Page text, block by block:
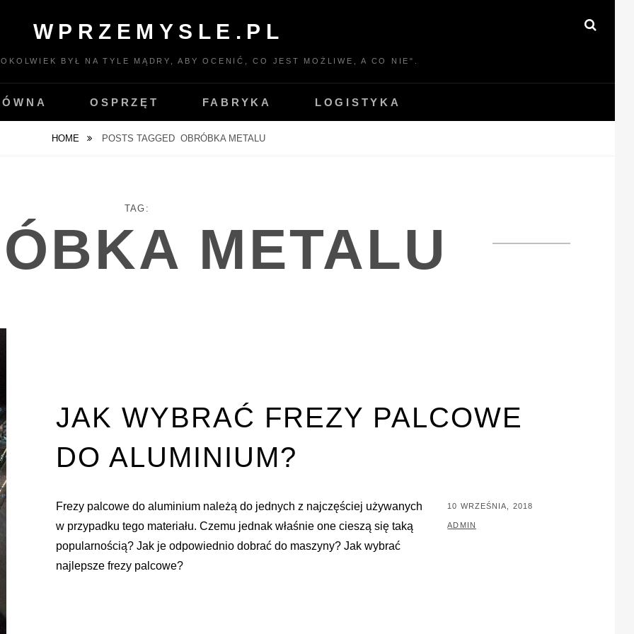
WPRZEMYSLE.PL
BYŁ NA TYLE MĄDRY, ABY OCENIĆ, CO JEST MOŻLIWE, A CO NIE".
OSPRZĘT FABRYKA LOGISTYKA
HOME POSTS TAGGED OBRÓBKA METALU
TAG:
METALU
JAK WYBRAĆ FREZY PALCOWE
DO ALUMINIUM?
Frezy palcowe do aluminium należą do jednych z najczęściej używanych
w przypadku tego materiału. Czemu jednak właśnie one cieszą się taką
popularnością? Jak je odpowiednio dobrać do maszyny? Jak wybrać
najlepsze frezy palcowe?
POSTED
ON
10 WRZEŚNIA, 2018
BY
ADMIN